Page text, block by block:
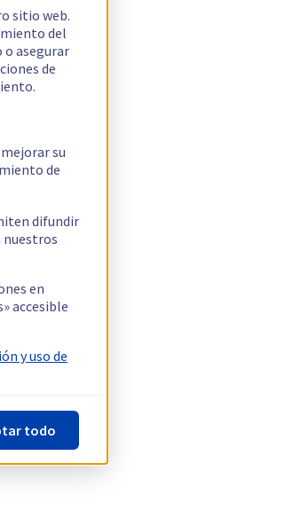
sitio web.
del
asegurar
de
su
de
difundir
nuestros
en
accesible
y uso de
todo